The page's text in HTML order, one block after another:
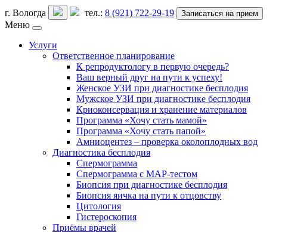
г. Вологда тел.: 8 (921) 722-29-19 Записаться на прием
Меню
Услуги
Ответственное планирование
К репродуктологу в первую очередь?
Ваш верный друг на пути к успеху!
Женское УЗИ при диагностике бесплодия
Мужское УЗИ при диагностике бесплодия
Криоконсервация и хранение материалов
Программа «Хочу стать мамой»
Программа «Хочу стать папой»
Амниоцентез – проверка околоплодных вод
Диагностика бесплодия
Спермограмма
Спермограмма с МАР-тестом
Биопсия при диагностике бесплодия
Биопсия яичка на пути к отцовству
Цитология
Гистероскопия
Приёмы врачей